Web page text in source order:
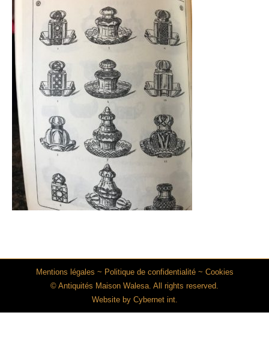
Mentions légales ~ Politique de confidentialité~ Cookies
© Antiquités Maison Walesa. All rights reserved.
Website by Cybernet int.